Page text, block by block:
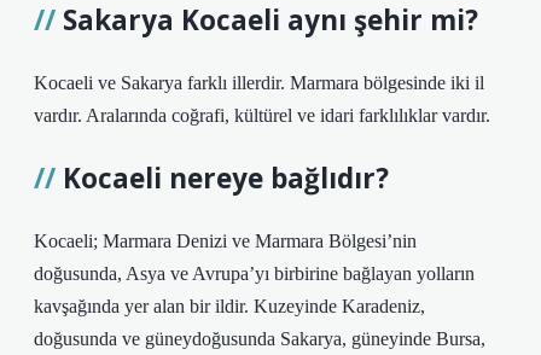
Sakarya Kocaeli aynı şehir mi?
Kocaeli ve Sakarya farklı illerdir. Marmara bölgesinde iki il
vardır. Aralarında coğrafi, kültürel ve idari farklılıklar vardır.
Kocaeli nereye bağlıdır?
Kocaeli; Marmara Denizi ve Marmara Bölgesi’nin
doğusunda, Asya ve Avrupa’yı birbirine bağlayan yolların
kavşağında yer alan bir ildir. Kuzeyinde Karadeniz,
doğusunda ve güneydoğusunda Sakarya, güneyinde Bursa,